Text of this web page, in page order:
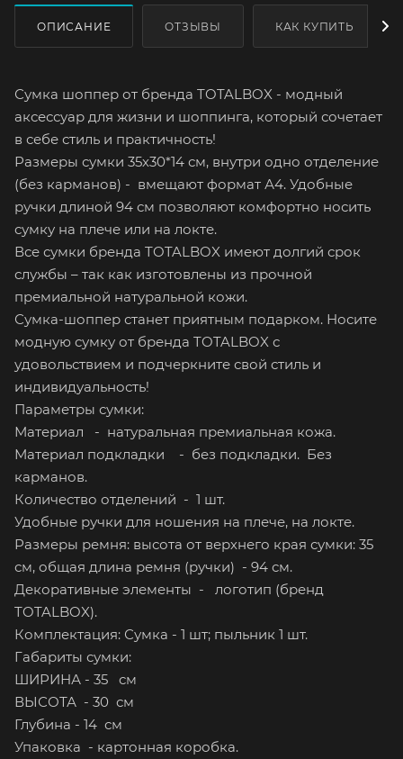
ОПИСАНИЕ ОТЗЫВЫ КАК КУПИТЬ
Сумка шоппер от бренда TOTALBOX - модный
аксессуар для жизни и шоппинга, который сочетает
в себе стиль и практичность!
Размеры сумки 35х30*14 см, внутри одно отделение
(без карманов) - вмещают формат А4. Удобные
ручки длиной 94 см позволяют комфортно носить
сумку на плече или на локте.
Все сумки бренда TOTALBOX имеют долгий срок
службы – так как изготовлены из прочной
премиальной натуральной кожи.
Сумка-шоппер станет приятным подарком. Носите
модную сумку от бренда TOTALBOX с
удовольствием и подчеркните свой стиль и
индивидуальность!
Параметры сумки:
Материал - натуральная премиальная кожа.
Материал подкладки - без подкладки. Без
карманов.
Количество отделений - 1 шт.
Удобные ручки для ношения на плече, на локте.
Размеры ремня: высота от верхнего края сумки: 35
см, общая длина ремня (ручки) - 94 см.
Декоративные элементы - логотип (бренд
TOTALBOX).
Комплектация: Сумка - 1 шт; пыльник 1 шт.
Габариты сумки:
ШИРИНА - 35 см
ВЫСОТА - 30 см
Глубина - 14 см
Упаковка - картонная коробка.